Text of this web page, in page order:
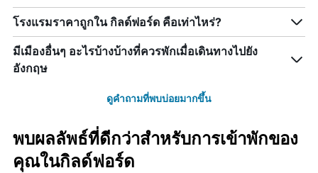
โรงแรมราคาถูกใน กิลด์ฟอร์ด คือเท่าไหร่?
มีเมืองอื่นๆ อะไรบ้างบ้างที่ควรพักเมื่อเดินทางไปยัง
อังกฤษ
ดูคำถามที่พบบ่อยมากขึ้น
พบผลลัพธ์ที่ดีกว่าสำหรับการเข้าพักของ
คุณในกิลด์ฟอร์ด